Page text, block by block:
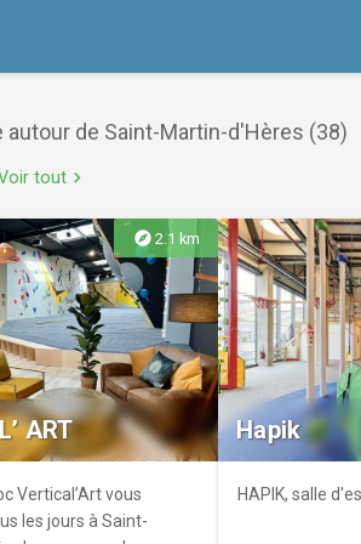
de Saint-Martin-d'Hères (38)
tout chevron_right
explore 2.1 km
ART
Vertical’Art vous
les jours à Saint-
Hapik
HAPIK, salle